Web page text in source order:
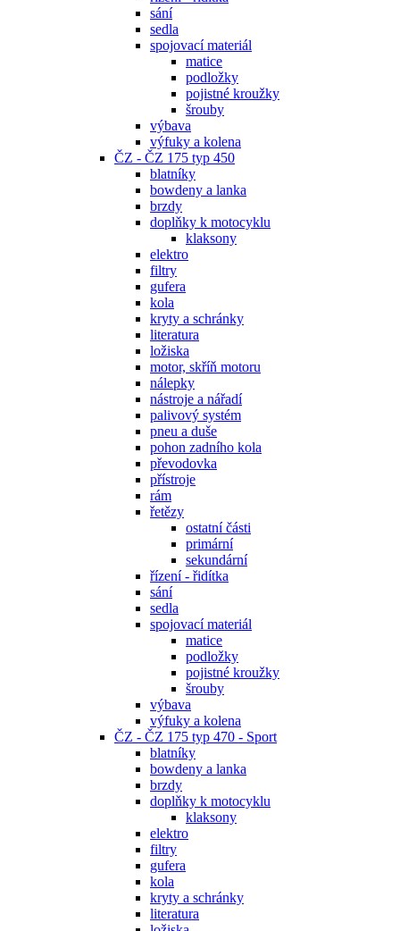
sání
sedla
spojovací materiál
matice
podložky
pojistné kroužky
šrouby
výbava
výfuky a kolena
ČZ - ČZ 175 typ 450
blatníky
bowdeny a lanka
brzdy
doplňky k motocyklu
klaksony
elektro
filtry
gufera
kola
kryty a schránky
literatura
ložiska
motor, skříň motoru
nálepky
nástroje a nářadí
palivový systém
pneu a duše
pohon zadního kola
převodovka
přístroje
rám
řetězy
ostatní části
primární
sekundární
řízení - řidítka
sání
sedla
spojovací materiál
matice
podložky
pojistné kroužky
šrouby
výbava
výfuky a kolena
ČZ - ČZ 175 typ 470 - Sport
blatníky
bowdeny a lanka
brzdy
doplňky k motocyklu
klaksony
elektro
filtry
gufera
kola
kryty a schránky
literatura